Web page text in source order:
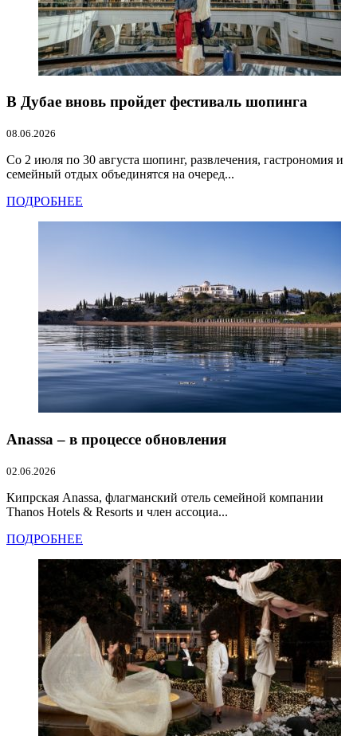
В Дубае вновь пройдет фестиваль шопинга
08.06.2026
Со 2 июля по 30 августа шопинг, развлечения, гастрономия и
семейный отдых объединятся на очеред...
ПОДРОБНЕЕ
Anassa – в процессе обновления
02.06.2026
Кипрская Anassa, флагманский отель семейной компании
Thanos Hotels & Resorts и член ассоциа...
ПОДРОБНЕЕ